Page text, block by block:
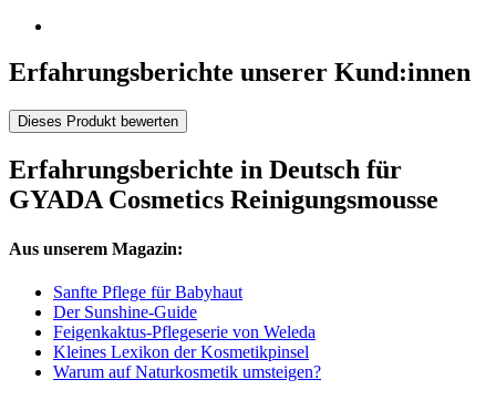
Erfahrungsberichte unserer Kund:innen
Dieses Produkt bewerten
Erfahrungsberichte in Deutsch für
GYADA Cosmetics Reinigungsmousse
Aus unserem Magazin:
Sanfte Pflege für Babyhaut
Der Sunshine-Guide
Feigenkaktus-Pflegeserie von Weleda
Kleines Lexikon der Kosmetikpinsel
Warum auf Naturkosmetik umsteigen?